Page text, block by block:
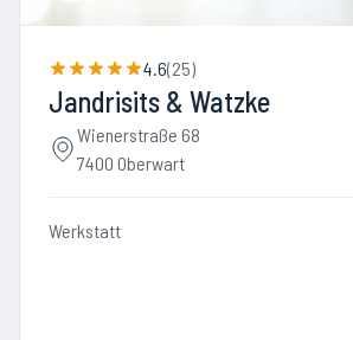
4.6(25)
Jandrisits & Watzke
Wienerstraße 68
7400 Oberwart
Werkstatt